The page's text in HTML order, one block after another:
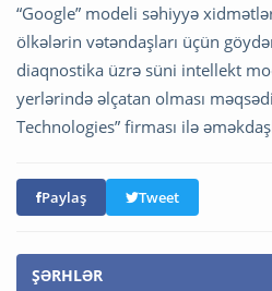
“Google” modeli səhiyyə
ölkələrin vətəndaşları üçün
diaqnostika üzrə süni intellekt
yerlərində əlçatan olması
Technologies” firması ilə
Paylaş Tweet
ŞƏRHLƏR